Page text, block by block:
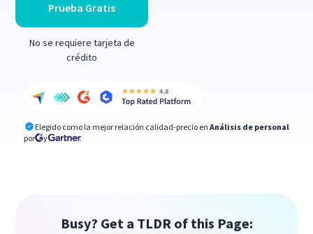
Prueba Gratis
No se requiere tarjeta de
crédito
Elegido como la mejor relación calidad-precio en Análisis de personal
por
y
Busy? Get a TLDR of this Page: